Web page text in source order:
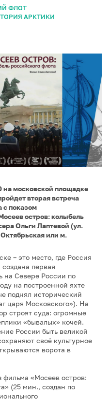
ФЛОТ
АРКТИКИ
на московской площадке
вторая встреча
с показом
остров: колыбель
Ольги Лаптевой (ул.
или м.
– это место, где Россия
первая
на Севере России по
на построенной яхте
поднял исторический
царя Московского»). На
строят суда: огромные
«бывалых» кочей.
России быть великой
своё культурное
ворота в
фильма «Мосеев остров:
(25 мин., создан по